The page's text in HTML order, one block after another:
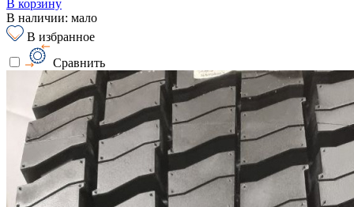
В корзину
В наличии: мало
В избранное
Сравнить